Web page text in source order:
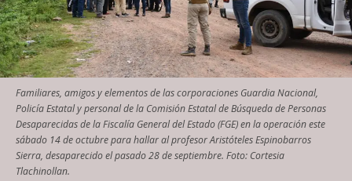
Familiares, amigos y elementos de las corporaciones Guardia Nacional,
Policía Estatal y personal de la Comisión Estatal de Búsqueda de Personas
Desaparecidas de la Fiscalía General del Estado (FGE) en la operación este
sábado 14 de octubre para hallar al profesor Aristóteles Espinobarros
Sierra, desaparecido el pasado 28 de septiembre. Foto: Cortesia
Tlachinollan.